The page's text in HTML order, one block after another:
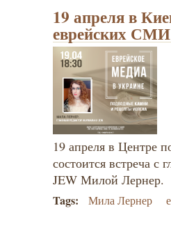
19 апреля в
еврейских
19 апреля в Центре
состоится встреча с
JEW Милой Лернер.
Tags: Мила Лернер